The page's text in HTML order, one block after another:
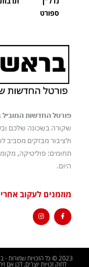
ספורט
פורטל החדשות המוביל
שקורה בשכונה שלכם
ולציבור מבזקים מסביב
תחומים: פוליטיקה,
היום.
מוזמנים לעקוב
לחוק זכויות יוצרים, לכן